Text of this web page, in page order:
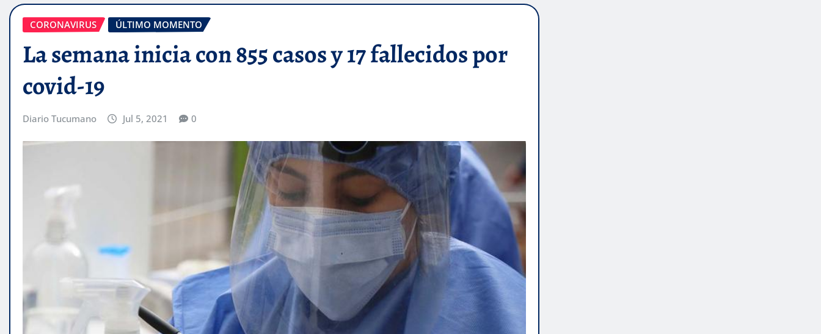
CORONAVIRUS ÚLTIMO MOMENTO
La semana inicia con 855 casos y 17 fallecidos por
covid-19
Diario Tucumano Jul 5, 2021 0